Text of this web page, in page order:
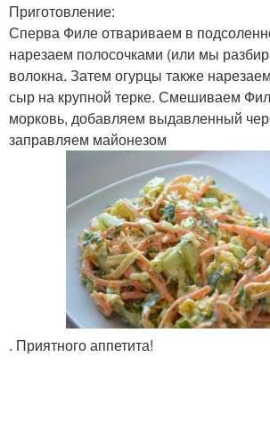
Приготовление:
Сперва Филе отвариваем в
нарезаем полосочками (или мы
волокна. Затем огурцы также
сыр на крупной терке. Смешиваем
морковь, добавляем выдавленный
заправляем майонезом
. Приятного аппетита!